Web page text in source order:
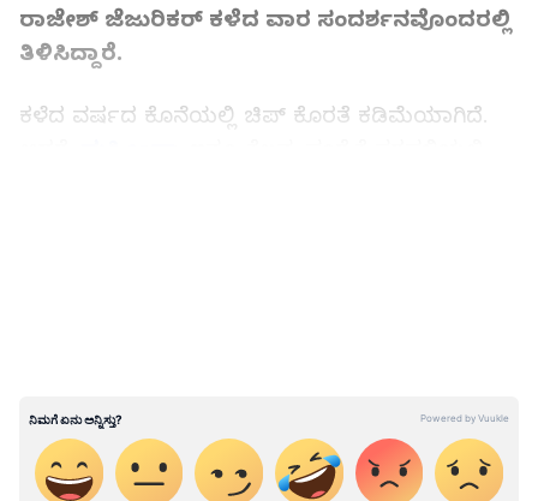
ರಾಜೇಶ್ ಜೆಜುರಿಕರ್ ಕಳೆದ ವಾರ ಸಂದರ್ಶನವೊಂದರಲ್ಲಿ
ತಿಳಿಸಿದ್ದಾರೆ.
ಕಳೆದ ವರ್ಷದ ಕೊನೆಯಲ್ಲಿ ಚಿಪ್ ಕೊರತೆ ಕಡಿಮೆಯಾಗಿದೆ.
ಮಹೀಂದ್ರಾ, ತನ್ನ ಹೊಸ ಇಂಧನ ವಾಹನವನ್ನು
ಬಿಡುಗಡೆಗೊಳಿಸಿದ್ದು, ಹೊಸ ತಂತ್ರಜ್ಞಾನಗಳನ್ನು